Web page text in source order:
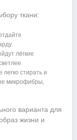
ткани:
лёгкие
стирать и
микрофибры,
варианта для
жизни и